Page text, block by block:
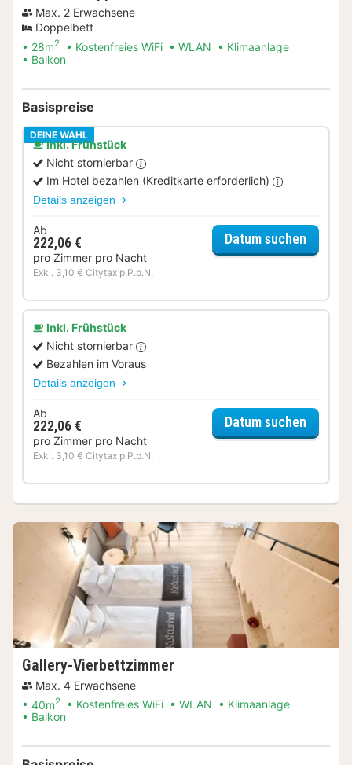
Max. 2 Erwachsene
Doppelbett
28m2 Kostenfreies WiFi WLAN
Klimaanlage
Balkon
Basispreise
DEINE WAHL
Inkl. Frühstück
Nicht stornierbar
Im Hotel bezahlen (Kreditkarte erforderlich)
Details anzeigen
Ab
222,06 €
pro Zimmer pro Nacht
Exkl. 3,10 € Citytax p.P.p.N.
Datum suchen
Inkl. Frühstück
Nicht stornierbar
Bezahlen im Voraus
Details anzeigen
Ab
222,06 €
pro Zimmer pro Nacht
Exkl. 3,10 € Citytax p.P.p.N.
Datum suchen
Gallery-Vierbettzimmer
Max. 4 Erwachsene
40m2 Kostenfreies WiFi WLAN
Klimaanlage
Balkon